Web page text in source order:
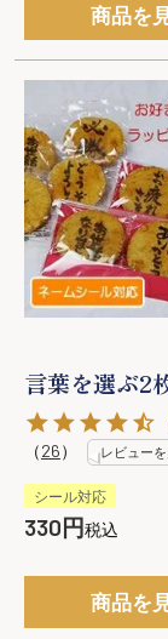
商品を
言葉を選ぶ2
（26） レビュー
シール対応
330 税込
商品を